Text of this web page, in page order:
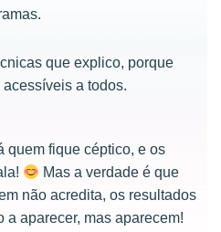
que explico, porque
a todos.
quem fique céptico, e os
Mas a verdade é que
não acredita, os resultados
a aparecer, mas aparecem!